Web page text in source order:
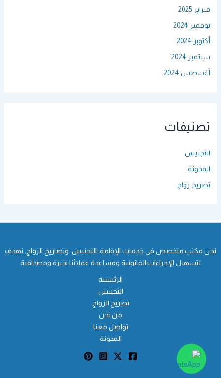
فبراير 2025
نوفمبر 2024
أكتوبر 2024
سبتمبر 2024
أغسطس 2024
تصنيفات
التجنيس
المدونة
تصريح زواج
نحن مكتب متخصص في خدمات الإقامة، التجنيس، وتصاريح الزواج. نهدف
لتسهيل الإجراءات القانونية ومساعدة عملائنا بخبرة ومصداقية
الرئيسية
التجنيس
تصريح الزواج
من نحن
تواصل معنا
المدونة